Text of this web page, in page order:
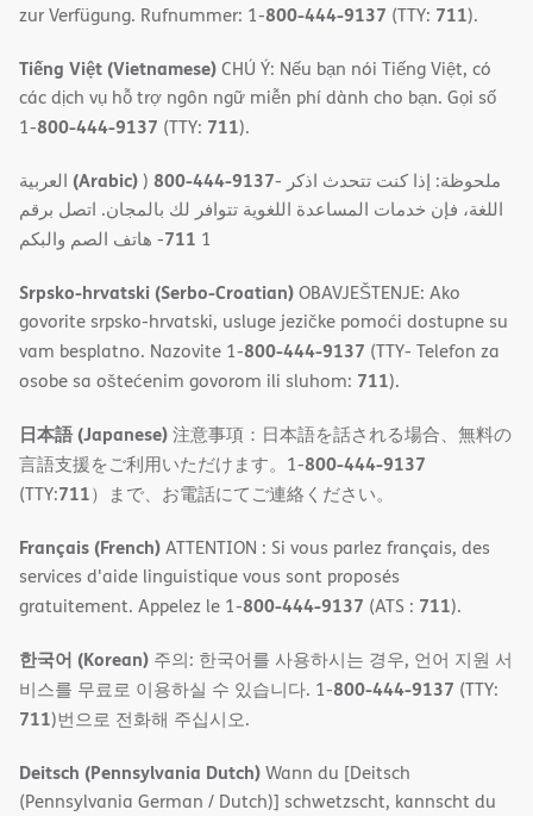
zur Verfügung. Rufnummer: 1-800-444-9137 (TTY: 711).
Tiếng Việt (Vietnamese)CHÚ Ý: Nếu bạn nói Tiếng Việt, có
các dịch vụ hỗ trợ ngôn ngữ miễn phí dành cho bạn. Gọi số
1-800-444-9137 (TTY: 711).
(Arabic)) 800-444-9137- ملحوظة: إذا كنت تتحدث اذكر
اللغة، فإن خدمات المساعدة اللغویة تتوافر لك بالمجان. اتصل برقم
1
711- ھاتف الصم والبكم
Srpsko-hrvatski (Serbo-Croatian)OBAVJEŠTENJE: Ako
govorite srpsko-hrvatski, usluge jezičke pomoći dostupne su
vam besplatno. Nazovite 1-800-444-9137 (TTY- Telefon za
osobe sa oštećenim govorom ili sluhom: 711).
日本語 (Japanese)注意事項：日本語を話される場合、無料の
言語支援をご利用いただけます。1-800-444-9137
(TTY:711）まで、お電話にてご連絡ください。
Français (French)ATTENTION : Si vous parlez français, des
services d'aide linguistique vous sont proposés
gratuitement. Appelez le 1-800-444-9137 (ATS : 711).
한국어 (Korean) 주의: 한국어를 사용하시는 경우, 언어 지원 서
비스를 무료로 이용하실 수 있습니다. 1-800-444-9137 (TTY:
711)번으로 전화해 주십시오.
Deitsch (Pennsylvania Dutch)Wann du [Deitsch
(Pennsylvania German / Dutch)] schwetzscht, kannscht du